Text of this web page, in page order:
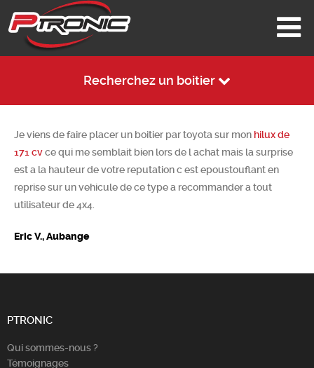
Recherchez un boitier
Je viens de faire placer un boitier par toyota sur mon hilux de
171 cvce qui me semblait bien lors de l achat mais la surprise
est a la hauteur de votre reputation c est epoustouflant en
reprise sur un vehicule de ce type a recommander a tout
utilisateur de 4x4.
Eric V., Aubange
PTRONIC
Qui sommes-nous ?
Témoignages